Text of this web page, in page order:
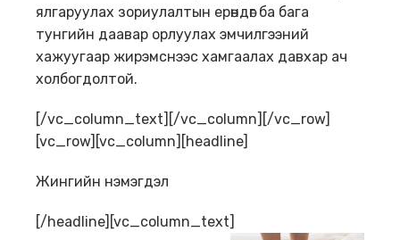
ялгаруулах зориулалтын ерөндөг ба бага
тунгийн даавар орлуулах эмчилгээний
хажуугаар жирэмснээс хамгаалах давхар ач
холбогдолтой.
[/vc_column_text][/vc_column][/vc_row]
[vc_row][vc_column][headline]
Жингийн нэмэгдэл
[/headline][vc_column_text]